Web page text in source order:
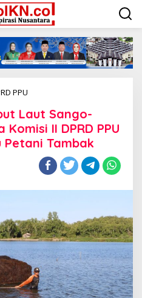
PPU
Laut
Sango-
Sango,
Wakil
Ketua
Komisi
DPRD
Sujiati
Bakal
Bantu
Petani
Tambak
Laut Sango-
II DPRD PPU
Tambak